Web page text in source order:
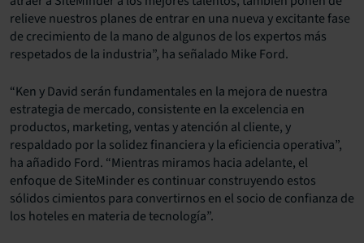
relieve nuestros planes de entrar en una nueva y excitante fase
de crecimiento de la mano de algunos de los expertos más
respetados de la industria”, ha señalado Mike Ford.
“Ken y David serán fundamentales en la mejora de nuestra
estrategia de mercado, consistente en la excelencia en
productos, marketing, ventas y atención al cliente, y
respaldado por la solidez financiera y la eficiencia operativa”,
ha añadido Ford. “Mientras miramos hacia adelante, el
enfoque de SiteMinder es continuar construyendo estos
sólidos cimientos para convertirnos en el socio de confianza de
los hoteles en materia de tecnología”.